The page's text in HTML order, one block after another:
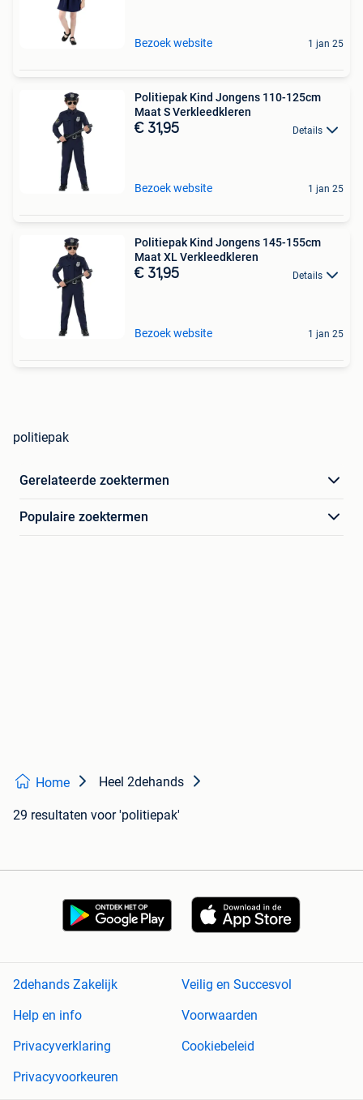
Bezoek website 1 jan 25
Politiepak Kind Jongens 110-125cm
Maat S Verkleedkleren
€ 31,95 Details
Bezoek website 1 jan 25
Politiepak Kind Jongens 145-155cm
Maat XL Verkleedkleren
€ 31,95 Details
Bezoek website 1 jan 25
politiepak
Gerelateerde zoektermen
Populaire zoektermen
Home Heel 2dehands
29 resultaten voor 'politiepak'
2dehands Zakelijk
Veilig en Succesvol
Help en info
Voorwaarden
Privacyverklaring
Cookiebeleid
Privacyvoorkeuren